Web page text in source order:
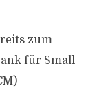
zum
für Small